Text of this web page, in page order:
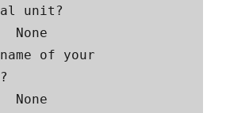
unit?
of your